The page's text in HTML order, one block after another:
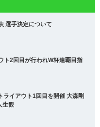
選手決定について
ト2回目が行われW杯連覇目指
ライアウト1回目を開催 大森剛
生観